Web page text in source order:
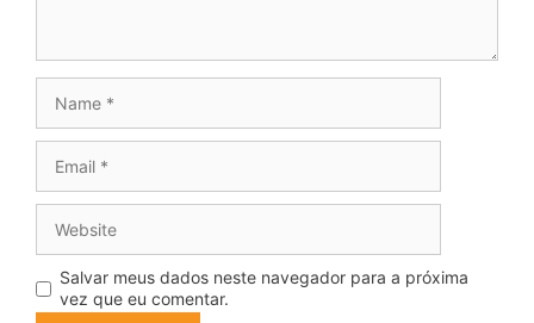
Salvar meus dados neste navegador para a próxima
vez que eu comentar.